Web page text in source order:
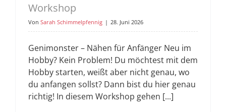
Workshop
Von Sarah Schimmelpfennig | 28. Juni 2026
Genimonster – Nähen für Anfänger Neu im
Hobby? Kein Problem! Du möchtest mit dem
Hobby starten, weißt aber nicht genau, wo
du anfangen sollst? Dann bist du hier genau
richtig! In diesem Workshop gehen [...]